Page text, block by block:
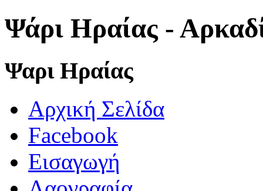
Ψάρι Ηραίας -
Ψαρι Ηραίας
Αρχική Σελίδα
Facebook
Εισαγωγή